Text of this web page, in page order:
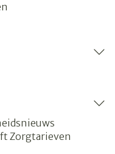
Zorgtarieven